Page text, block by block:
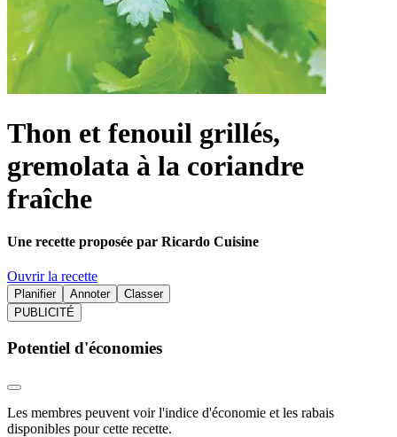
Thon et fenouil grillés,
gremolata à la coriandre
fraîche
Une recette proposée par Ricardo Cuisine
Ouvrir la recette
Planifier Annoter
Classer
PUBLICITÉ
Potentiel d'économies
Les membres peuvent voir l'indice d'économie et les rabais
disponibles pour cette recette.